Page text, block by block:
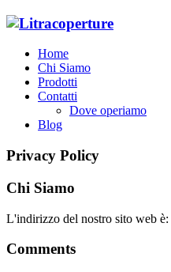
Home
Chi Siamo
Prodotti
Contatti
Dove operiamo
Blog
Privacy Policy
Chi Siamo
L'indirizzo del nostro sito web è:
Comments